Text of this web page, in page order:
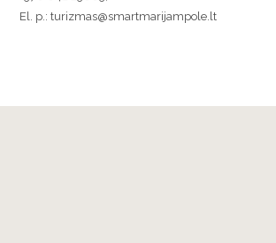
El. p.: turizmas@smartmarijampole.lt